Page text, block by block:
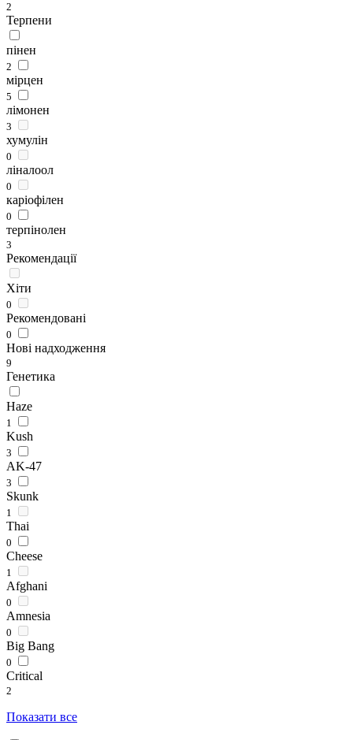
2
Терпени
пінен
2
мірцен
5
лімонен
3
хумулін
0
ліналоол
0
каріофілен
0
терпінолен
3
Рекомендації
Хіти
0
Рекомендовані
0
Нові надходження
9
Генетика
Haze
1
Kush
3
AK-47
3
Skunk
1
Thai
0
Cheese
1
Afghani
0
Amnesia
0
Big Bang
0
Critical
2
Показати все